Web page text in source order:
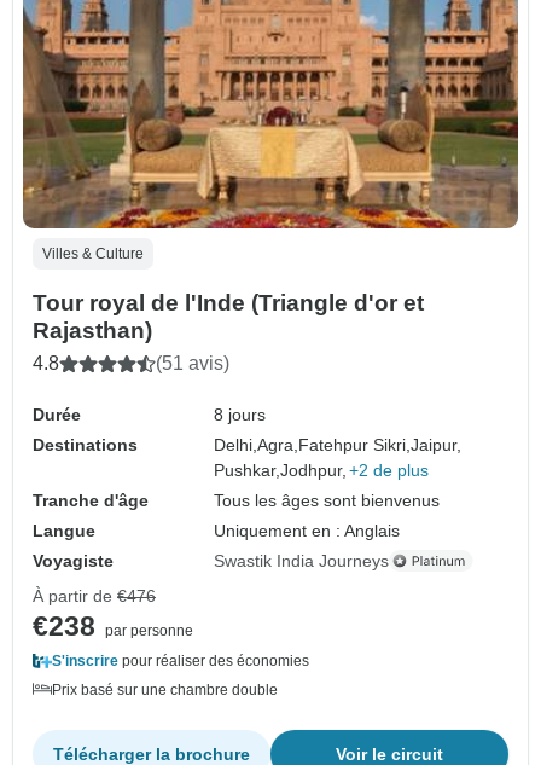
Villes & Culture
Tour royal de l'Inde (Triangle d'or et
Rajasthan)
4.8 (51 avis)
Durée
8 jours
Destinations
Delhi,Agra, Fatehpur Sikri,Jaipur,
Pushkar,Jodhpur, +2 de plus
Tranche d'âge
Tous les âges sont bienvenus
Langue
Uniquement en : Anglais
Voyagiste
Swastik India Journeys
À partir de €476
€238
par personne
S'inscrire pour réaliser des économies
Prix basé sur une chambre double
Voir le circuit
Télécharger la brochure